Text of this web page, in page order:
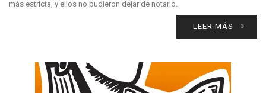
más estricta, y ellos no pudieron dejar de notarlo.
LEER MÁS